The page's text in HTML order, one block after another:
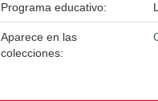
Programa educativo:
Aparece en las
colecciones: